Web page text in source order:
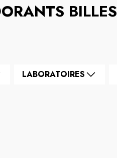
BILLES
LABORATOIRES